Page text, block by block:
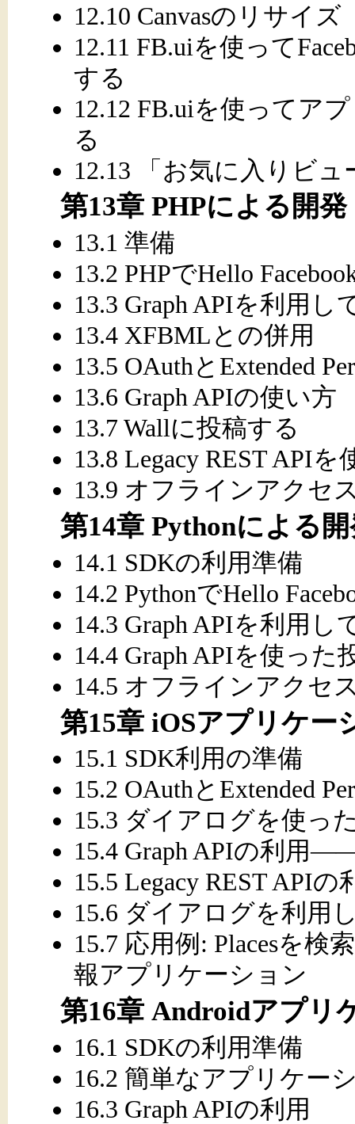
12.10 Canvasのリサイズ
12.11 FB.uiを使って
する
12.12 FB.uiを使ってア
る
12.13 「お気に入りビ
第13章 PHPによる開発
13.1 準備
13.2 PHPでHello
13.3 Graph APIを利用し
13.4 XFBMLとの併用
13.5 OAuthとExtended
13.6 Graph APIの使い方
13.7 Wallに投稿する
13.8 Legacy REST APIを
13.9 オフラインアクセ
第14章 Pythonによる
14.1 SDKの利用準備
14.2 PythonでHello
14.3 Graph APIを利用
14.4 Graph APIを使っ
14.5 オフラインアクセ
第15章 iOSアプリケー
15.1 SDK利用の準備
15.2 OAuthとExtended
15.3 ダイアログを使っ
15.4 Graph APIの利用
15.5 Legacy REST APIの
15.6 ダイアログを利用
15.7 応用例: Placesを検
報アプリケーション
第16章 Androidアプリ
16.1 SDKの利用準備
16.2 簡単なアプリケー
16.3 Graph APIの利用